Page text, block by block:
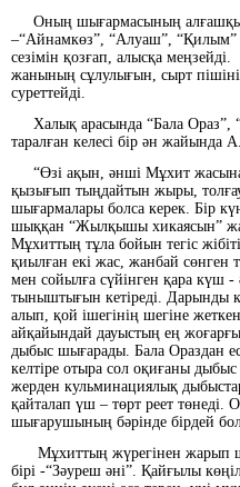
Оның шығармасының алғашқы
–“Айнамкөз”, “Алуаш”,
сезімін қозғап, алысқа
жанының сұлулығын, сырт
суреттейді.
Халық арасында “Бала Ораз”,
таралған келесі бір ән
“Өзі ақын, әнші Мұхит
қызығып тыңдайтын жыры,
шығармалары болса керек. Бір
шыққан “Жылқышы хикаясын”
Мұхиттың тұла бойын тегіс
қиылған екі жас, жанбай сөнген
мен сойылға сүйінген қара күш -
тыныштығын кетіреді. Дарынды
алып, қой ішегінің шегіне
айқайындай дауыстың ең
дыбыс шығарады. Бала Ораздан
келтіре отыра сол оқиғаны
жерден кульминациялық
қайталап үш – төрт реет
шығарушының бәрінде бірдей
Мұхиттың жүрегінен жарып
бірі -“Зәуреш әні”. Қайғылы